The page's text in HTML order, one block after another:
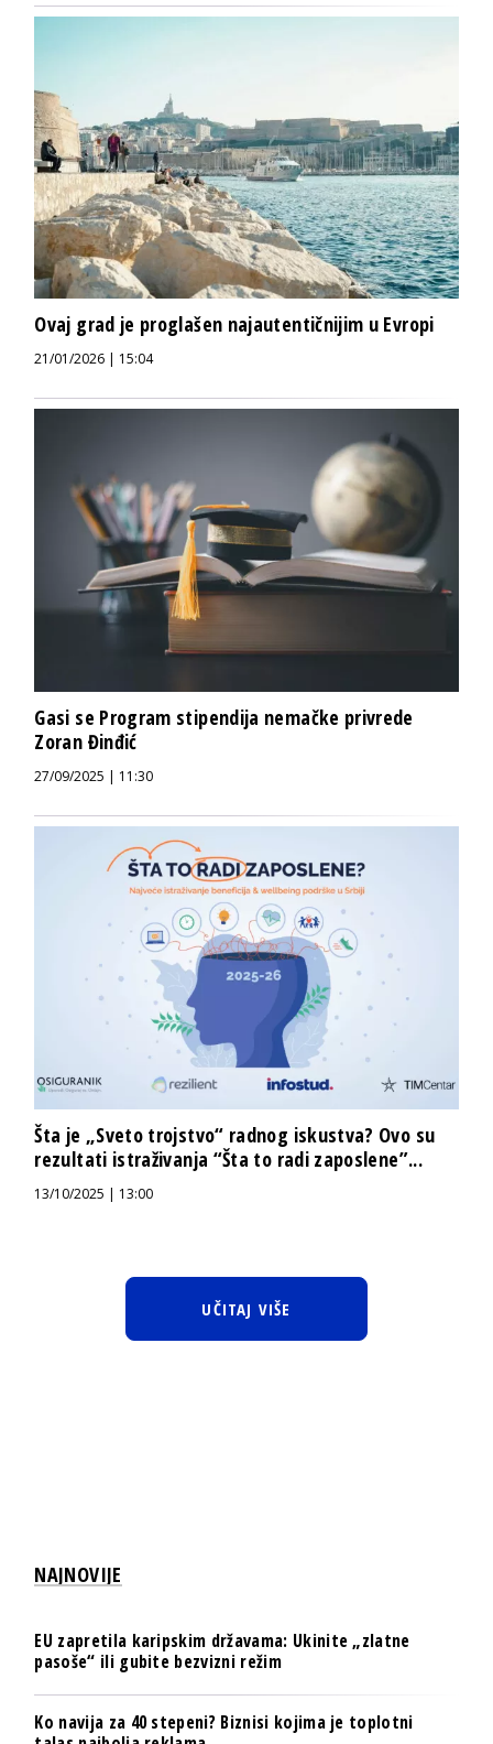
Ovaj grad je proglašen najautentičnijim u Evropi
21/01/2026 | 15:04
Gasi se Program stipendija nemačke privrede
Zoran Đinđić
27/09/2025 | 11:30
Šta je „Sveto trojstvo“ radnog iskustva? Ovo su
rezultati istraživanja “Šta to radi zaposlene”...
13/10/2025 | 13:00
UČITAJ VIŠE
NAJNOVIJE
EU zapretila karipskim državama: Ukinite „zlatne
pasoše“ ili gubite bezvizni režim
Ko navija za 40 stepeni? Biznisi kojima je toplotni